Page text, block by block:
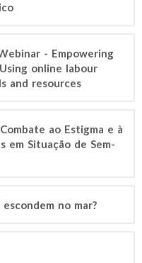
- Empowering
online labour
and resources
ao Estigma e à
em Situação de Sem-
no mar?